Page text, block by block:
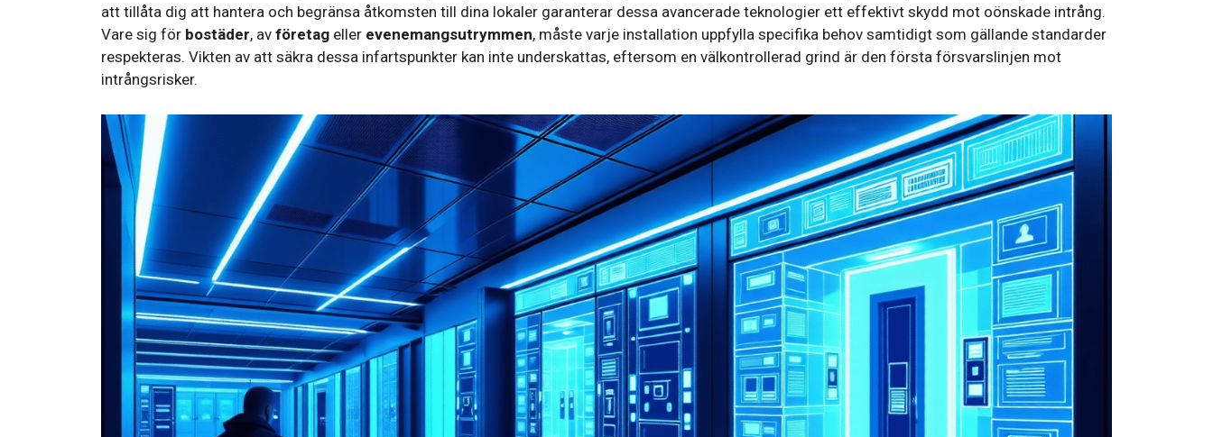
att tillåta dig att hantera och begränsa åtkomsten till dina lokaler garanterar dessa avancerade teknologier ett effektivt skydd mot oönskade intrång.
Vare sig för bostäder, av företag eller evenemangsutrymmen, måste varje installation uppfylla specifika behov samtidigt som gällande standarder
respekteras. Vikten av att säkra dessa infartspunkter kan inte underskattas, eftersom en välkontrollerad grind är den första försvarslinjen mot
intrångsrisker.